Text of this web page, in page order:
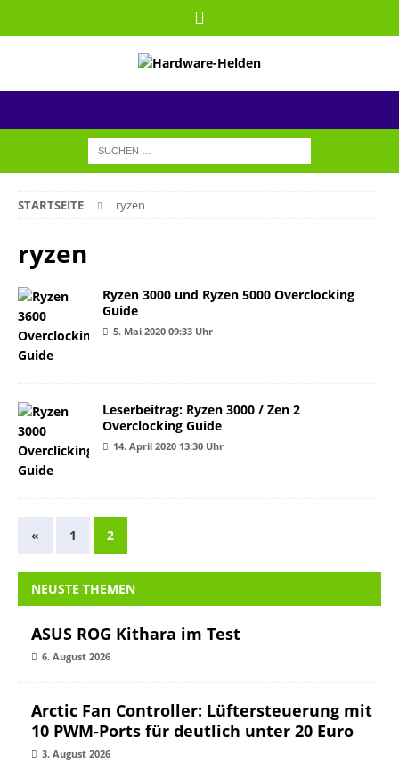
STARTSEITE ryzen
ryzen
Ryzen 3000 und Ryzen 5000 Overclocking
Guide
5. Mai 2020 09:33 Uhr
Leserbeitrag: Ryzen 3000 / Zen 2
Overclocking Guide
14. April 2020 13:30 Uhr
« 1 2
NEUSTE THEMEN
ASUS ROG Kithara im Test
6. August 2026
Arctic Fan Controller: Lüftersteuerung mit
10 PWM-Ports für deutlich unter 20 Euro
3. August 2026